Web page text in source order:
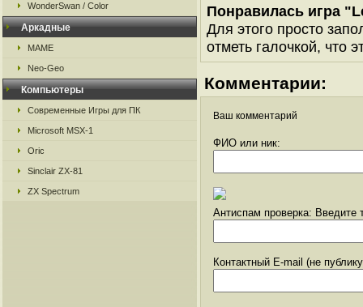
WonderSwan / Color
Аркадные
MAME
Neo-Geo
Компьютеры
Современные Игры для ПК
Microsoft MSX-1
Oric
Sinclair ZX-81
ZX Spectrum
Понравилась игра
Для этого просто
отметь галочкой, что
Комментарии:
Ваш комментарий
ФИО или ник:
Антиспам проверка: Введите
Контактный E-mail (не